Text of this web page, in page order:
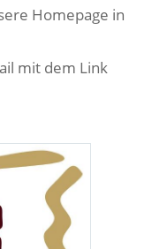
Homepage in
mit dem Link